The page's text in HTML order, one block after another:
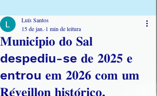
𝐌𝐮𝐧𝐢𝐜𝐢́𝐩𝐢𝐨 𝐝𝐨 𝐒𝐚𝐥
despediu-se 𝐝𝐞 𝟐𝟎𝟐𝟓 𝐞
entrou 𝐞𝐦 𝟐𝟎𝟐𝟔 𝐜𝐨𝐦 𝐮𝐦
𝐑𝐞́𝐯𝐞𝐢𝐥𝐥𝐨𝐧 𝐡𝐢𝐬𝐭𝐨́𝐫𝐢𝐜𝐨,
Luís Santos
15 de jan. 1 min de leitura